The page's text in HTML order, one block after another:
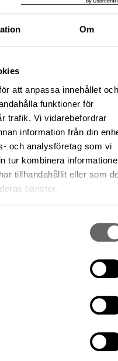
Om
att anpassa innehållet och
funktioner för
trafik. Vi vidarebefordrar
information från din
och analysföretag som vi
tur kombinera
tillhandahållit eller som
tjänster.
43b7-ade2-
får bearbeta och dela verket
även kommersiella, så
denna sida är fri att använda
Statens historiska museer.